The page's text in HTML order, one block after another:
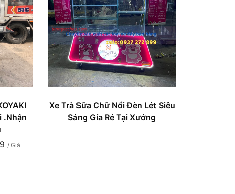
.Nhận
/ Giá
Xe Trà Sữa Chữ Nổi Đèn Lét Siêu
Sáng Gía Rẻ Tại Xưởng